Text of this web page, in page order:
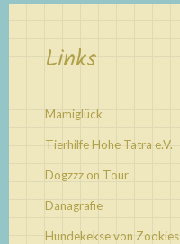
Links
Mamiglück
Tierhilfe Hohe Tatra e.V.
Dogzzz on Tour
Danagrafie
Hundekekse von Zookies